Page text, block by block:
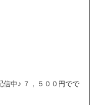
信中♪ ７，５００円でで